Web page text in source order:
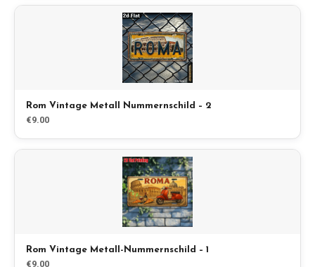
EN DE ES FR
Rom Vintage Metall Nummernschild – 2
€9.00
Rom Vintage Metall-Nummernschild – 1
€9.00